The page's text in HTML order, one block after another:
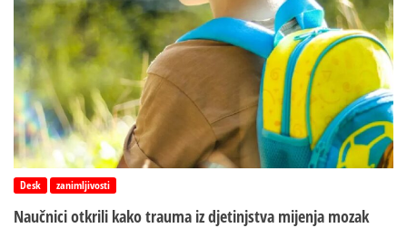
Desk zanimljivosti
Naučnici otkrili kako trauma iz d‌jetinjstva mijenja mozak